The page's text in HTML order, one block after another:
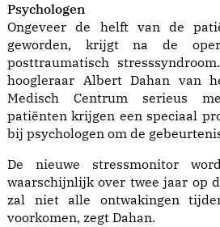
Psychologen
Ongeveer de helft van de
geworden, krijgt na de
posttraumatisch
hoogleraar Albert Dahan van
Medisch Centrum serieus
patiënten krijgen een speciaal
bij psychologen om de
De nieuwe stressmonitor
waarschijnlijk over twee jaar op
zal niet alle ontwakingen
voorkomen, zegt Dahan.